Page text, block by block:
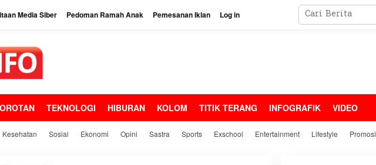
Media Siber Pedoman Ramah Anak Pemesanan Iklan Log in
TEKNOLOGI HIBURAN KOLOM TITIK TERANG INFOGRAFIK VIDEO
Kesehatan Sosial Ekonomi Opini Sastra Sports Exschool Entertainment Lifestyle Promosi